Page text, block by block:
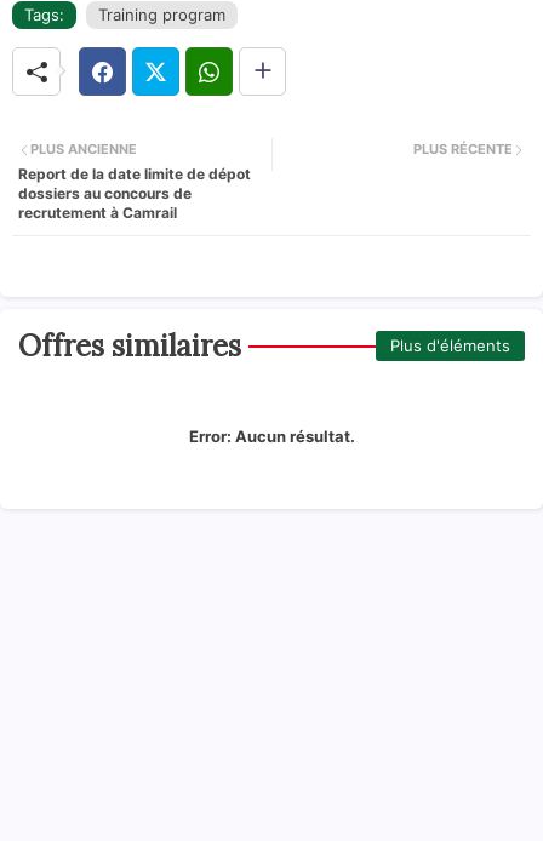
Tags: Training program
PLUS RÉCENTE
PLUS ANCIENNE
Report de la date limite de dépot
dossiers au concours de
recrutement à Camrail
Offres similaires Plus d'éléments
Error: Aucun résultat.